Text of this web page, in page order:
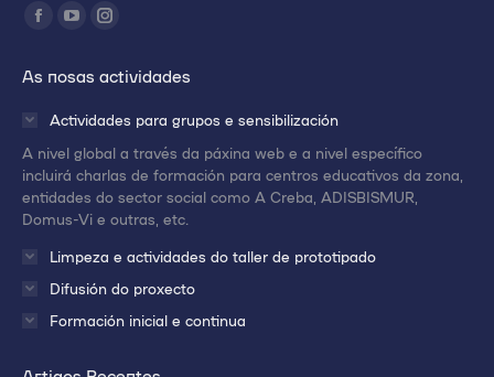
Encuéntranos en:
Abrir
en
una
ventana/pestaña
Abrir
en
una
ventana/pestaña
Abrir
en
una
ventana/pestaña
As nosas actividades
Actividades para grupos e sensibilización
A nivel global a través da páxina web e a nivel específico
incluirá charlas de formación para centros educativos da zona,
entidades do sector social como A Creba, ADISBISMUR,
Domus-Vi e outras, etc.
Limpeza e actividades do taller de prototipado
Difusión do proxecto
Formación inicial e continua